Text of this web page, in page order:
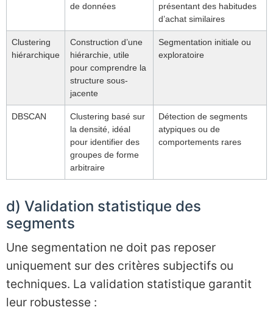
de données
présentant des habitudes
d’achat similaires
Clustering
hiérarchique
Construction d’une
hiérarchie, utile
pour comprendre la
structure sous-
jacente
Segmentation initiale ou
exploratoire
DBSCAN
Clustering basé sur
la densité, idéal
pour identifier des
groupes de forme
arbitraire
Détection de segments
atypiques ou de
comportements rares
d) Validation statistique des
segments
Une segmentation ne doit pas reposer
uniquement sur des critères subjectifs ou
techniques. La validation statistique garantit
leur robustesse :